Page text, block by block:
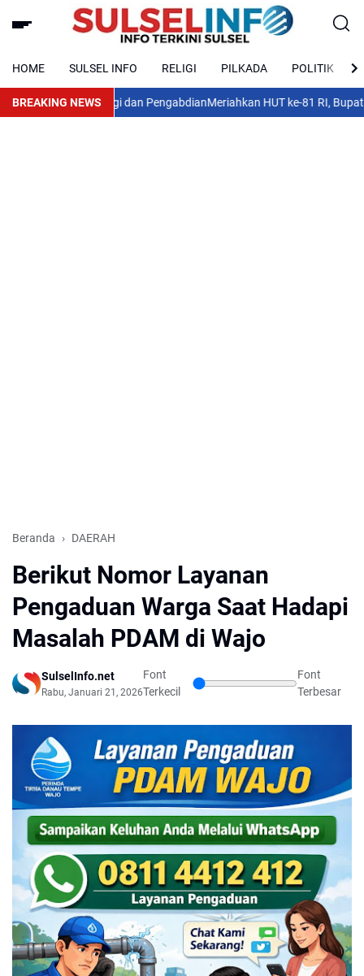
HOME SULSEL INFO RELIGI PILKADA POLITIK
BREAKING NEWS
Perkuat Sinergi dan PengabdianMeriahkan HUT ke-81 RI, Bupati
Beranda DAERAH
Berikut Nomor Layanan
Pengaduan Warga Saat Hadapi
Masalah PDAM di Wajo
SulselInfo.net
Rabu, Januari 21, 2026
Font
Terkecil
Font
Terbesar